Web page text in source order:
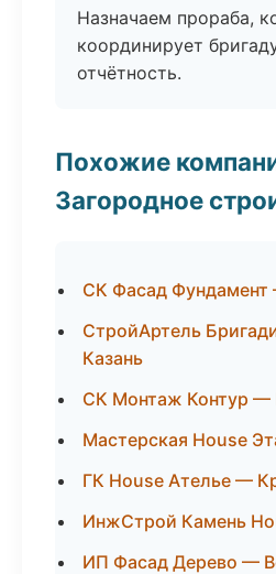
Назначаем прораба,
координирует
отчётность.
Похожие
Загородное
СК Фасад Фундамент
СтройАртель
Казань
СК Монтаж Контур —
Мастерская House
ГК House Ателье —
ИнжСтрой Камень
ИП Фасад Дерево —